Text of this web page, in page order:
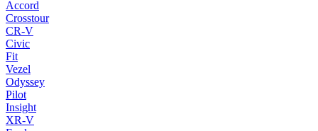
Accord
Crosstour
CR-V
Civic
Fit
Vezel
Odyssey
Pilot
Insight
XR-V